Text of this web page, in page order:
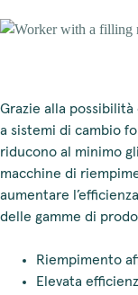
Grazie alla
a sistemi di cambio
riducono al minimo
macchine di
aumentare
delle gamme di
Riempimento
Elevata